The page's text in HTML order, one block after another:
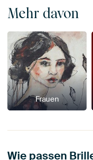
Mehr davon
Frauen
Wie passen